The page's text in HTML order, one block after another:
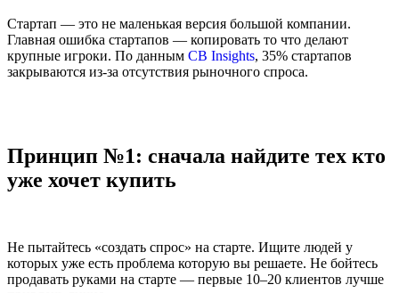
Стартап — это не маленькая версия большой компании.
Главная ошибка стартапов — копировать то что делают
крупные игроки. По данным CB Insights, 35% стартапов
закрываются из-за отсутствия рыночного спроса.
Принцип №1: сначала найдите тех кто
уже хочет купить
Не пытайтесь «создать спрос» на старте. Ищите людей у
которых уже есть проблема которую вы решаете. Не бойтесь
продавать руками на старте — первые 10–20 клиентов лучше